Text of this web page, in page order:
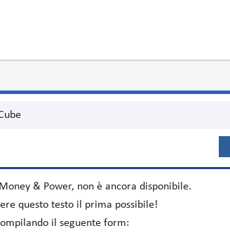
Money & Power, non è ancora disponibile.
questo testo il prima possibile!
il seguente form: